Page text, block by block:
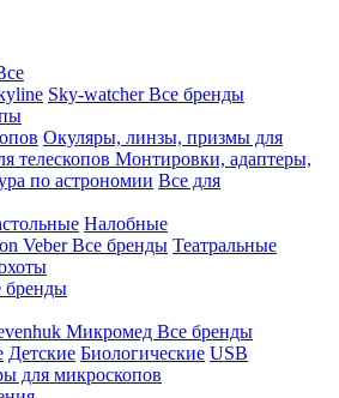
Sky-watcherВсе бренды
Окуляры, линзы, призмы для
телескопов Монтировки, адаптеры,
по астрономии Все для
Налобные
VeberВсе бренды Театральные
бренды
Микромед Все бренды
Детские Биологические USB
для микроскопов